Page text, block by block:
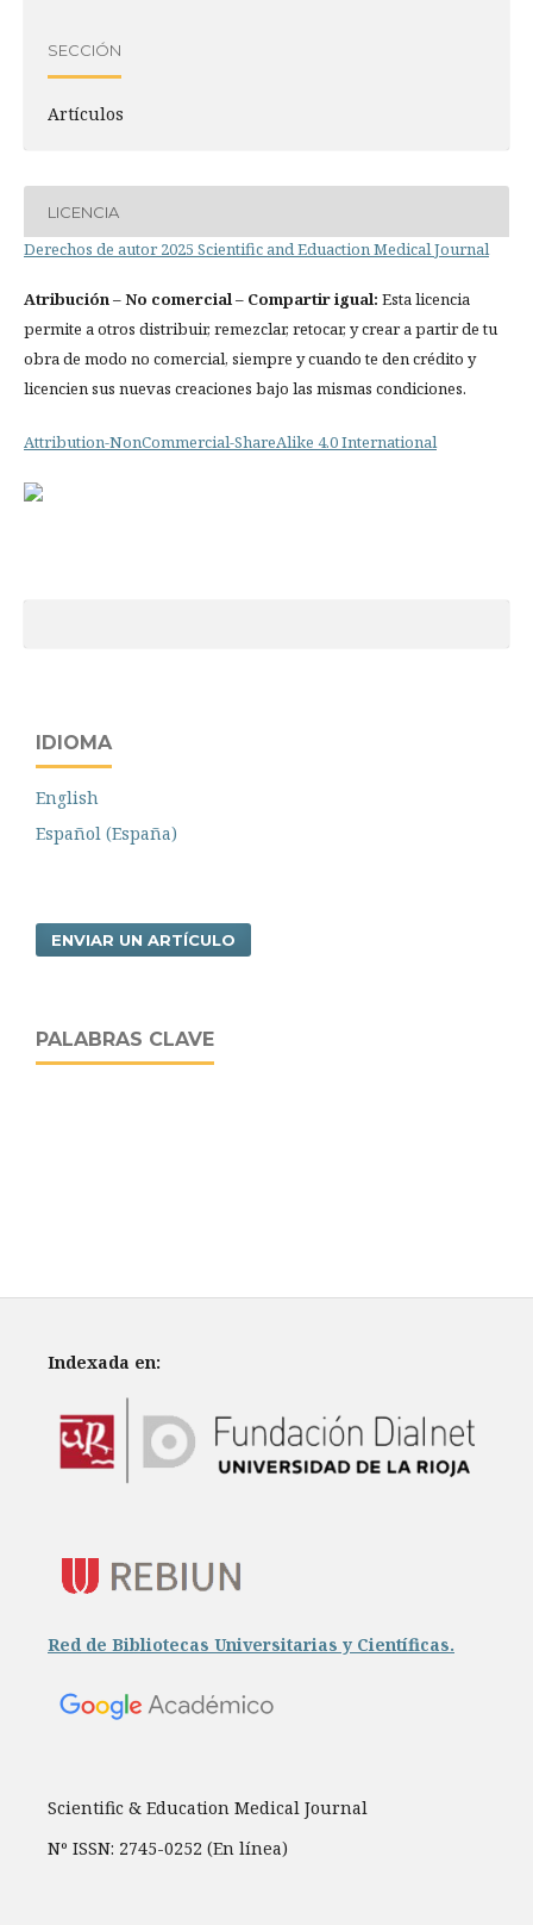
SECCIÓN
Artículos
LICENCIA
Derechos de autor 2025 Scientific and Eduaction Medical Journal
Atribución– No comercial – Compartir igual: Esta licencia
permite a otros distribuir, remezclar, retocar, y crear a partir de tu
obra de modo no comercial, siempre y cuando te den crédito y
licencien sus nuevas creaciones bajo las mismas condiciones.
Attribution-NonCommercial-ShareAlike 4.0 International
IDIOMA
English
Español (España)
ENVIAR UN ARTÍCULO
PALABRAS CLAVE
Indexada en:
Red de Bibliotecas Universitarias y Científicas.
Scientific & Education Medical Journal
Nº ISSN: 2745-0252 (En línea)